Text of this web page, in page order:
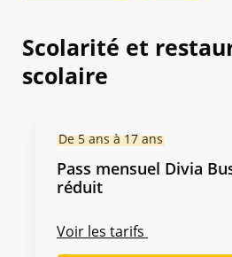
Scolarité et
scolaire
De 5 ans à 17 ans
Pass mensuel Divia
réduit
Voir les tarifs